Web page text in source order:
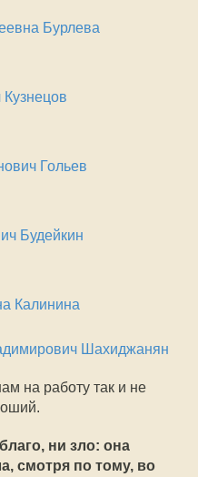
Бурлева
Гольев
Будейкин
Калинина
Шахиджанян
на работу так и не
ни зло: она
смотря по тому, во